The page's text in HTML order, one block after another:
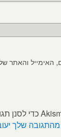
האימייל והאתר
מהתגובה שלך